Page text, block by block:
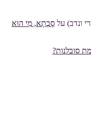
ונדב) על סָבְתָא, מִי הוּא
סובלנות?